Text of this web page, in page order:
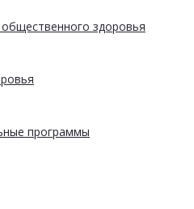
общественного здоровья
программы